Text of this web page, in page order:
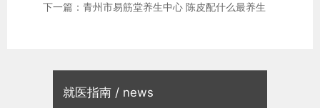
就医指南 / news
下一篇：青州市易筋堂养生中心 陈皮配什么最养生